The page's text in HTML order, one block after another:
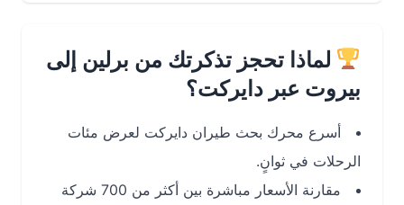
لماذا تحجز تذكرتك من برلين إلى
بيروت عبر دايركت؟
أسرع محرك بحث طيران دايركت لعرض مئات
الرحلات في ثوانٍ.
مقارنة الأسعار مباشرة بين أكثر من 700 شركة